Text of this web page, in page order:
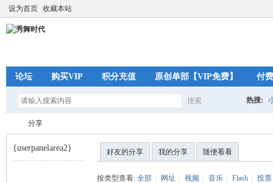
设为首页 收藏本站
论坛 购买VIP 积分充值 原创单部【VIP免费】 付
搜索 热搜:
分享
{userpanelarea2} 好友的分享 我的分享 随便看看
按类型查看: 全部 网址 视频 音乐 Flash 投票